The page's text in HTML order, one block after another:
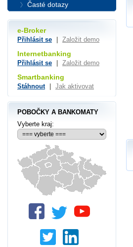
Časté dotazy
e-Broker
Přihlásit se Založit demo
Internetbanking
Přihlásit se Založit demo
Smartbanking
Stáhnout Jak aktivovat
POBOČKY A BANKOMATY
Vyberte kraj: